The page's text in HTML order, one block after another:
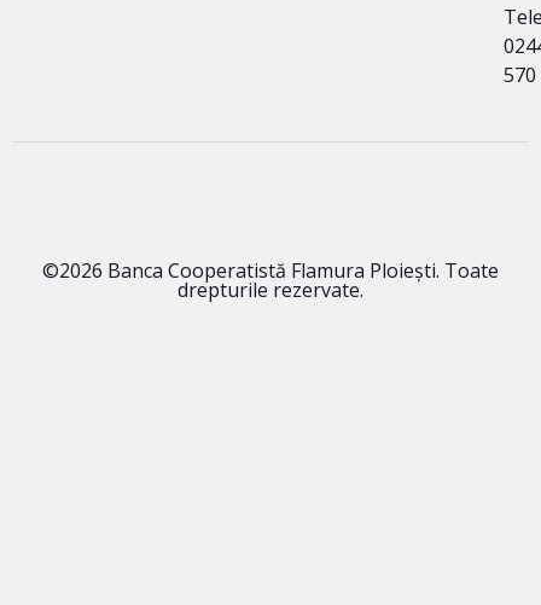
570
©2026 Banca Cooperatistă Flamura Ploieşti. Toate
drepturile rezervate.